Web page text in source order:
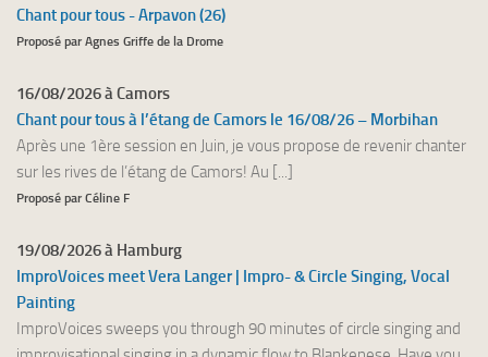
Chant pour tous - Arpavon (26)
Proposé par Agnes Griffe de la Drome
16/08/2026 à Camors
Chant pour tous à l’étang de Camors le 16/08/26 – Morbihan
Après une 1ère session en Juin, je vous propose de revenir chanter
sur les rives de l’étang de Camors! Au [...]
Proposé par Céline F
19/08/2026 à Hamburg
ImproVoices meet Vera Langer | Impro- & Circle Singing, Vocal
Painting
ImproVoices sweeps you through 90 minutes of circle singing and